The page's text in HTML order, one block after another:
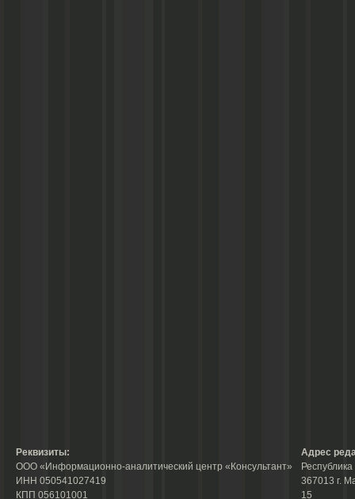
Реквизиты:
ООО «Информационно-аналитический центр «Консультант»
ИНН 050541027419
КПП 056101001
Адрес
367013 г.
15